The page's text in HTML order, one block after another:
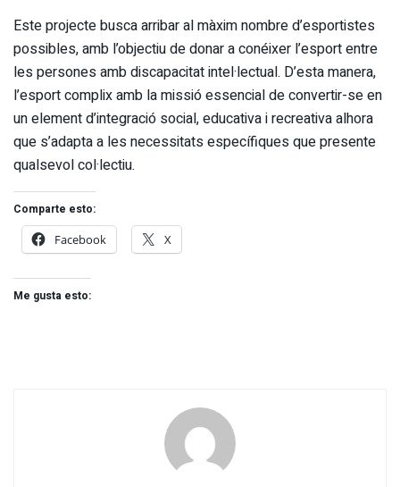
Este projecte busca arribar al màxim nombre d’esportistes
possibles, amb l’objectiu de donar a conéixer l’esport entre
les persones amb discapacitat intel·lectual. D’esta manera,
l’esport complix amb la missió essencial de convertir-se en
un element d’integració social, educativa i recreativa alhora
que s’adapta a les necessitats específiques que presente
qualsevol col·lectiu.
Comparte esto:
Facebook
X
Me gusta esto: